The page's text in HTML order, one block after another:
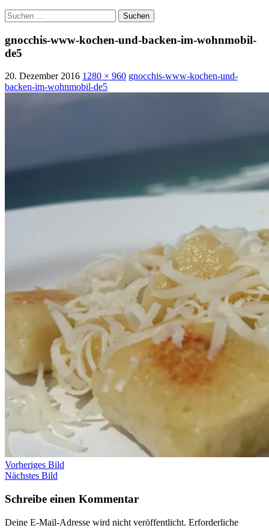
Suchen
nach:
gnocchis-www-kochen-und-backen-im-wohnmobil-
de5
20. Dezember 2016 1280 × 960 gnocchis-www-kochen-und-
backen-im-wohnmobil-de5
Vorheriges Bild
Nächstes Bild
Schreibe einen Kommentar
Deine E-Mail-Adresse wird nicht veröffentlicht. Erforderliche